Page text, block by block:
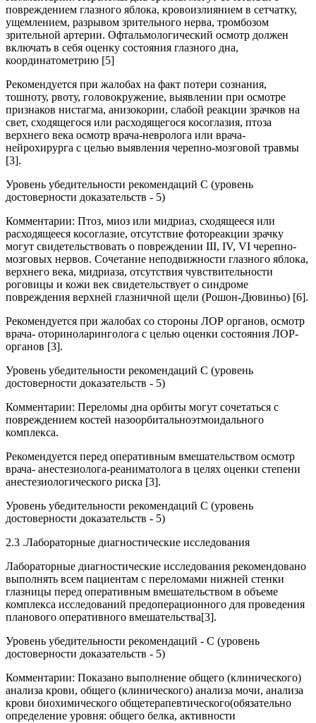
повреждением глазного яблока, кровоизлиянием в сетчатку,
ущемлением, разрывом зрительного нерва, тромбозом
зрительной артерии. Офтальмологический осмотр должен
включать в себя оценку состояния глазного дна,
координатометрию [5]
Рекомендуется при жалобах на факт потери сознания,
тошноту, рвоту, головокружение, выявлении при осмотре
признаков нистагма, анизокории, слабой реакции зрачков на
свет, сходящегося или расходящегося косоглазия, птоза
верхнего века осмотр врача-невролога или врача-
нейрохирурга с целью выявления черепно-мозговой травмы
[3].
Уровень убедительности рекомендаций C (уровень
достоверности доказательств - 5)
Комментарии: Птоз, миоз или мидриаз, сходящееся или
расходящееся косоглазие, отсутствие фотореакции зрачку
могут свидетельствовать о повреждении III, IV, VI черепно-
мозговых нервов. Сочетание неподвижности глазного яблока,
верхнего века, мидриаза, отсутствия чувствительности
роговицы и кожи век свидетельствует о синдроме
повреждения верхней глазничной щели (Рошон-Дювиньо) [6].
Рекомендуется при жалобах со стороны ЛОР органов, осмотр
врача- оториноларинголога с целью оценки состояния ЛОР-
органов [3].
Уровень убедительности рекомендаций С (уровень
достоверности доказательств - 5)
Комментарии: Переломы дна орбиты могут сочетаться с
повреждением костей назоорбитальноэтмоидального
комплекса.
Рекомендуется перед оперативным вмешательством осмотр
врача- анестезиолога-реаниматолога в целях оценки степени
анестезиологического риска [3].
Уровень убедительности рекомендаций С (уровень
достоверности доказательств - 5)
2.3 .Лабораторные диагностические исследования
Лабораторные диагностические исследования рекомендовано
выполнять всем пациентам с переломами нижней стенки
глазницы перед оперативным вмешательством в объеме
комплекса исследований предоперационного для проведения
планового оперативного вмешательства[3].
Уровень убедительности рекомендаций - С (уровень
достоверности доказательств - 5)
Комментарии: Показано выполнение общего (клинического)
анализа крови, общего (клинического) анализа мочи, анализа
крови биохимического общетерапевтического(обязательно
определение уровня: общего белка, активности